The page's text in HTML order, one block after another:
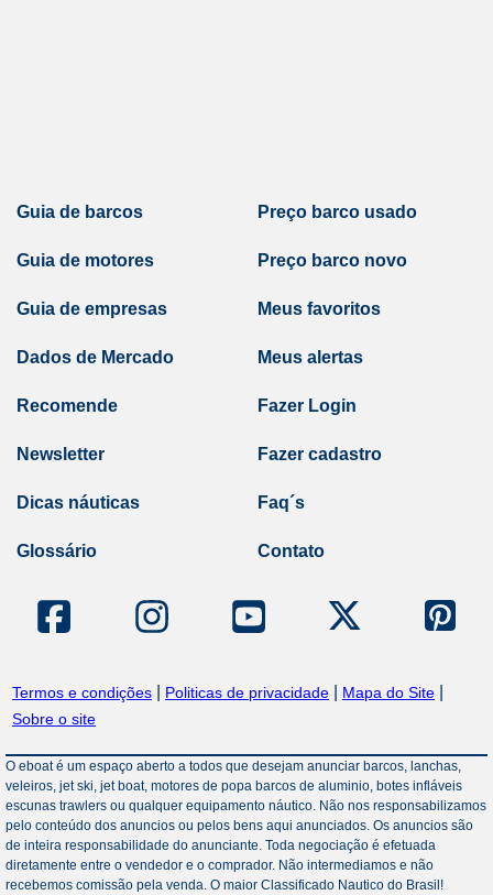
Guia de barcos
Guia de motores
Guia de empresas
Dados de Mercado
Preço barco usado
Preço barco novo
Meus favoritos
Meus alertas
Recomende
Newsletter
Dicas náuticas
Glossário
Fazer Login
Fazer cadastro
Faq´s
Contato
Termos e condições Politicas de privacidade Mapa do Site
Sobre o site
O eboat é um espaço aberto a todos que desejam anunciar barcos, lanchas,
veleiros, jet ski, jet boat, motores de popa barcos de aluminio, botes infláveis
escunas trawlers ou qualquer equipamento náutico. Não nos responsabilizamos
pelo conteúdo dos anuncios ou pelos bens aqui anunciados. Os anuncios são
de inteira responsabilidade do anunciante. Toda negociação é efetuada
diretamente entre o vendedor e o comprador. Não intermediamos e não
recebemos comissão pela venda. O maior Classificado Nautico do Brasil!